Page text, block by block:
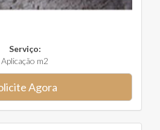
Serviço:
Aplicação m2
Agora